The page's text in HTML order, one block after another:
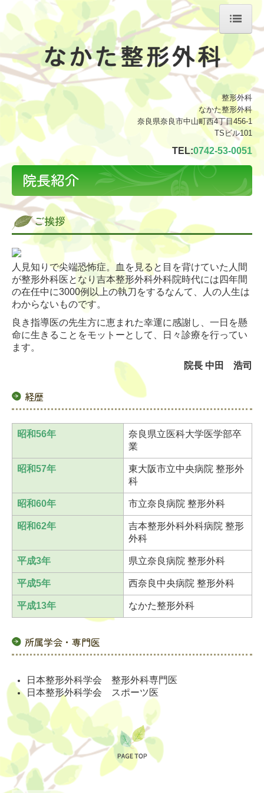
ホーム
院長紹介
診療のご案内
施設・設備のご案内
初診の方へ
交通案内
採用情報
整形外科
なかた整形外科
奈良県奈良市中山町西4丁目456-1
TSビル101
TEL:0742-53-0051
院長紹介
ご挨拶
人見知りで尖端恐怖症。血を見ると目を背けていた人間
が整形外科医となり吉本整形外科外科院時代には四年間
の在任中に3000例以上の執刀をするなんて、人の人生は
わからないものです。
良き指導医の先生方に恵まれた幸運に感謝し、一日を懸
命に生きることをモットーとして、日々診療を行ってい
ます。
院長 中田 浩司
経歴
昭和56年
奈良県立医科大学医学部卒
業
昭和57年
東大阪市立中央病院 整形外
科
昭和60年 市立奈良病院 整形外科
昭和62年
吉本整形外科外科病院 整形
外科
平成3年 県立奈良病院 整形外科
平成5年 西奈良中央病院 整形外科
平成13年 なかた整形外科
所属学会・専門医
日本整形外科学会 整形外科専門医
日本整形外科学会 スポーツ医